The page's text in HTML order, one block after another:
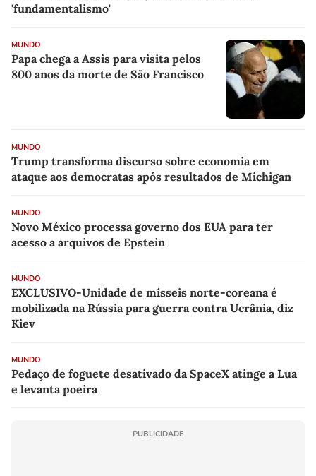
'fundamentalismo'
MUNDO
Papa chega a Assis para visita pelos
800 anos da morte de São Francisco
MUNDO
Trump transforma discurso sobre economia em
ataque aos democratas após resultados de Michigan
MUNDO
Novo México processa governo dos EUA para ter
acesso a arquivos de Epstein
MUNDO
EXCLUSIVO-Unidade de mísseis norte-coreana é
mobilizada na Rússia para guerra contra Ucrânia, diz
Kiev
MUNDO
Pedaço de foguete desativado da SpaceX atinge a Lua
e levanta poeira
PUBLICIDADE